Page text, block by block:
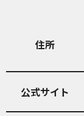
住所
公式サイト